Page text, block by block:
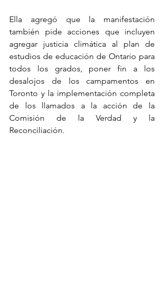
Ella agregó que la manifestación
también pide acciones que incluyen
agregar justicia climática al plan de
estudios de educación de Ontario para
todos los grados, poner fin a los
desalojos de los campamentos en
Toronto y la implementación completa
de los llamados a la acción de la
Comisión de la Verdad y la
Reconciliación.